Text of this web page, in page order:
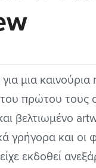
για μια
πρώτου
βελτιωμένο
γρήγορα και
εκδοθεί